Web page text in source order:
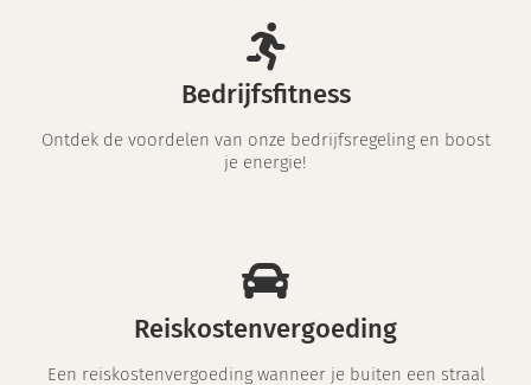
Bedrijfsfitness
Ontdek de voordelen van onze bedrijfsregeling en boost
je energie!
Reiskostenvergoeding
Een reiskostenvergoeding wanneer je buiten een straal